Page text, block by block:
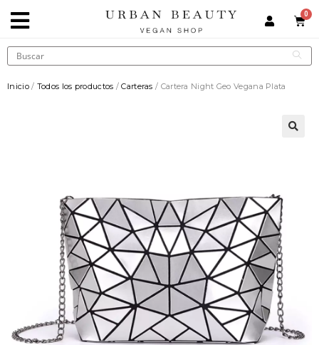
Inicio/ Todos los productos /Carteras / Cartera Night Geo Vegana Plata